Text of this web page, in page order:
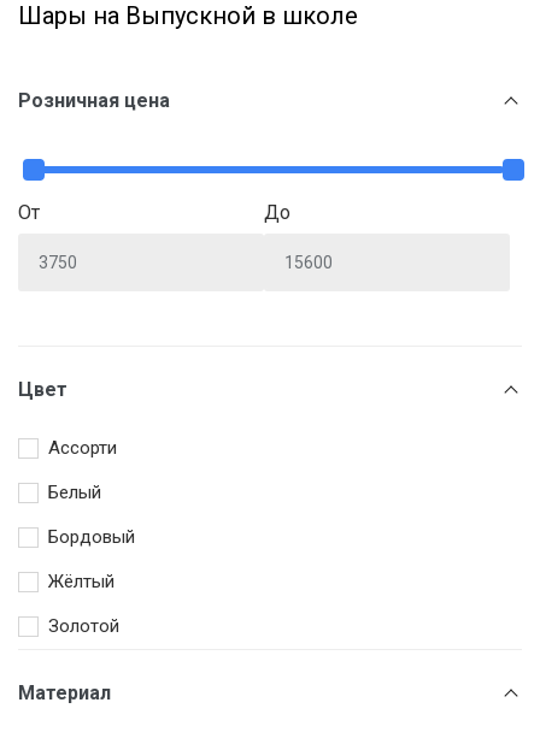
Шары на Выпускной в школе
Розничная цена
От До
Цвет
Ассорти
Белый
Бордовый
Жёлтый
Золотой
Материал